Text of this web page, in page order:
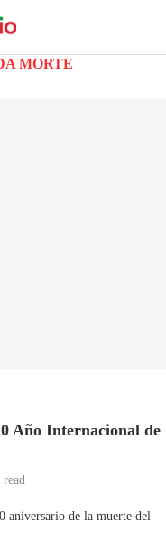
MORTE
Año Internacional de
aniversario de la muerte del